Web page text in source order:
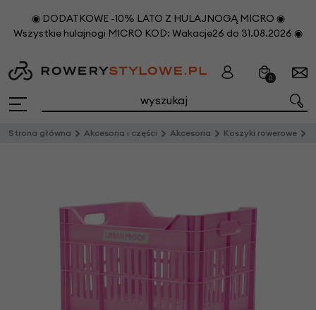
◉ DODATKOWE -10% LATO Z HULAJNOGĄ MICRO ◉
Wszystkie hulajnogi MICRO KOD: Wakacje26 do 31.08.2026 ◉
0
Strona główna Akcesoria i części Akcesoria Koszyki rowerowe